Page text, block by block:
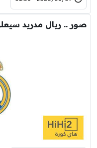
صور .. ريال مدريد